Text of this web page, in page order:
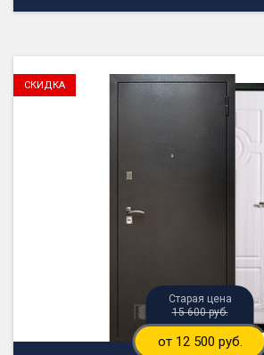
15 600 руб.
от 12 500 руб.